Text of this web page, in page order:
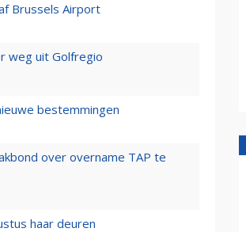
Brussels Airport
weg uit Golfregio
bestemmingen
over overname TAP te
haar deuren